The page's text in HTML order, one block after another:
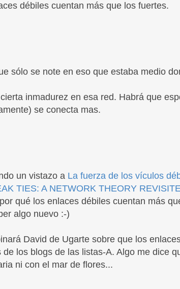
débiles cuentan más que los fuertes.
sólo se note en eso que estaba medio
inmadurez en esa red. Habrá que
se conecta mas.
un vistazo a La fuerza de los vículos
TIES: A NETWORK THEORY
qué los enlaces débiles cuentan más
algo nuevo :-)
David de Ugarte sobre que los
los blogs de las listas-A. Algo me dice
ni con el mar de flores...